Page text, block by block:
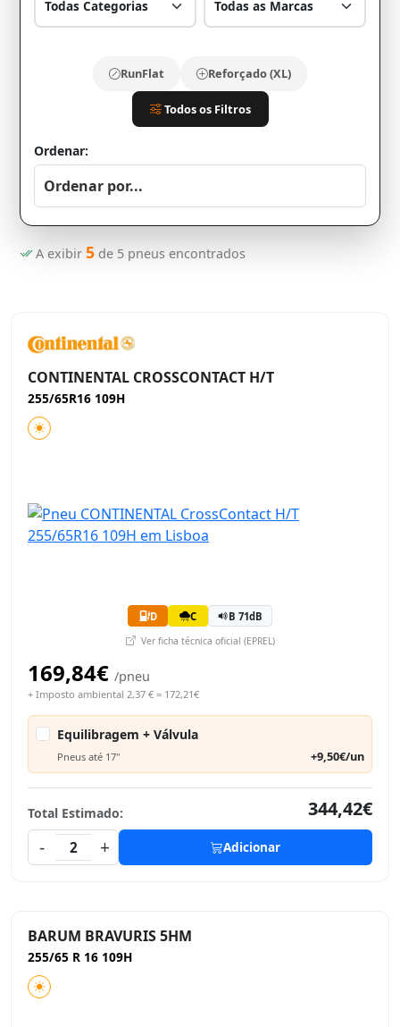
RunFlat Reforçado (XL)
Todos os Filtros
Ordenar:
A exibir 5 de 5 pneus encontrados
CONTINENTAL CROSSCONTACT H/T
255/65R16 109H
D C B 71dB
Ver ficha técnica oficial (EPREL)
169,84€ /pneu
+ Imposto ambiental 2,37 € = 172,21€
Equilibragem + Válvula
Pneus até 17" +9,50€/un
Total Estimado:
344,42€
-
2 + Adicionar
BARUM BRAVURIS 5HM
255/65 R 16 109H